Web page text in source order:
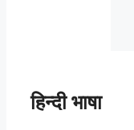
हिन्दी भाषा